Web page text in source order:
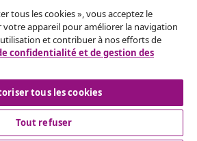
de rétractation concernant
le contrat
tous les cookies », vous acceptez le
votre appareil pour améliorer la navigation
et contribuer à nos efforts de
confidentialité et de gestion des
tous les cookies
Tout refuser